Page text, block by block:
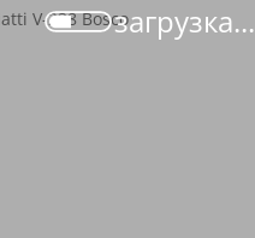
загрузка...
V-238 Bosco